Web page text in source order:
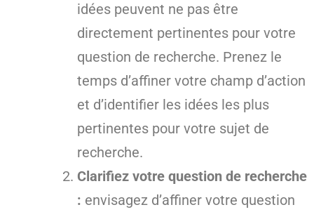
idées peuvent ne pas être
directement pertinentes pour votre
question de recherche. Prenez le
temps d’affiner votre champ d’action
et d’identifier les idées les plus
pertinentes pour votre sujet de
recherche.
Clarifiez votre question de recherche
: envisagez d’affiner votre question